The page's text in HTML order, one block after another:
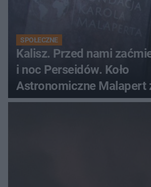
SPOŁECZNE
Kalisz. Przed nami
i noc Perseidów. Koło
Astronomiczne Malapert
na wspólne obserwacje